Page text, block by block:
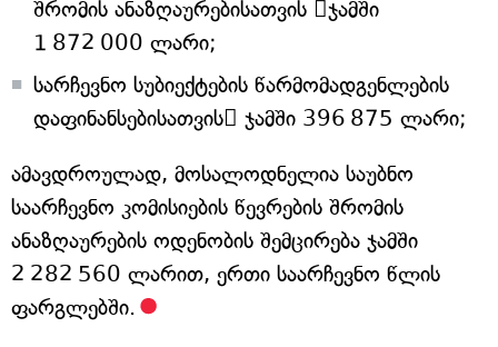
შრომის ანაზღაურებისათვის ჯამში
1 872 000 ლარი;
სარჩევნო სუბიექტების წარმომადგენლების
დაფინანსებისათვის ჯამში 396 875 ლარი;
ამავდროულად, მოსალოდნელია საუბნო
საარჩევნო კომისიების წევრების შრომის
ანაზღაურების ოდენობის შემცირება ჯამში
2 282 560 ლარით, ერთი საარჩევნო წლის
ფარგლებში.